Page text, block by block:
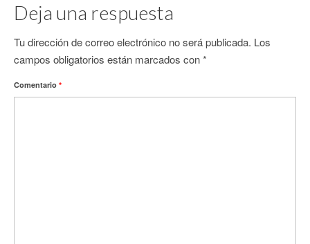
Deja una respuesta
Tu dirección de correo electrónico no será publicada. Los
campos obligatorios están marcados con*
Comentario *